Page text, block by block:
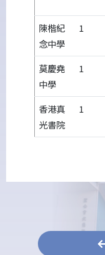
陳楷紀
念中學
1
莫慶堯
中學
1
香港真
光書院
1